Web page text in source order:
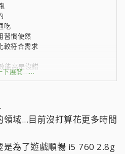
吃
習慣使然
較符合需求
能高是沒錯
下展開……
域...目前沒打算花更多時間
是為了遊戲順暢 i5 760 2.8g